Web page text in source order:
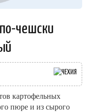
чешски
картофельных
пюре и из сырого